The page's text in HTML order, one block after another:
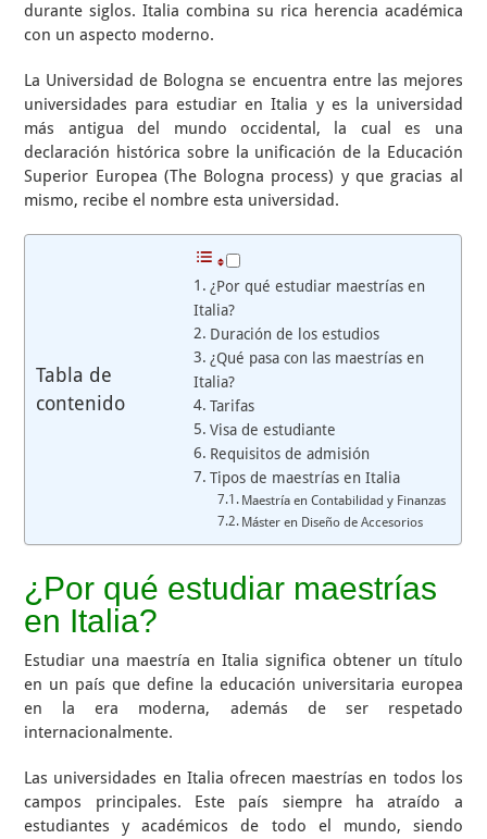
durante siglos. Italia combina su rica herencia académica
con un aspecto moderno.
La Universidad de Bologna se encuentra entre las mejores
universidades para estudiar en Italia y es la universidad
más antigua del mundo occidental, la cual es una
declaración histórica sobre la unificación de la Educación
Superior Europea (The Bologna process) y que gracias al
mismo, recibe el nombre esta universidad.
Tabla de
contenido
¿Por qué estudiar maestrías en
Italia?
Duración de los estudios
¿Qué pasa con las maestrías en
Italia?
Tarifas
Visa de estudiante
Requisitos de admisión
Tipos de maestrías en Italia
Maestría en Contabilidad y Finanzas
Máster en Diseño de Accesorios
¿Por qué estudiar maestrías
en Italia?
Estudiar una maestría en Italia significa obtener un título
en un país que define la educación universitaria europea
en la era moderna, además de ser respetado
internacionalmente.
Las universidades en Italia ofrecen maestrías en todos los
campos principales. Este país siempre ha atraído a
estudiantes y académicos de todo el mundo, siendo